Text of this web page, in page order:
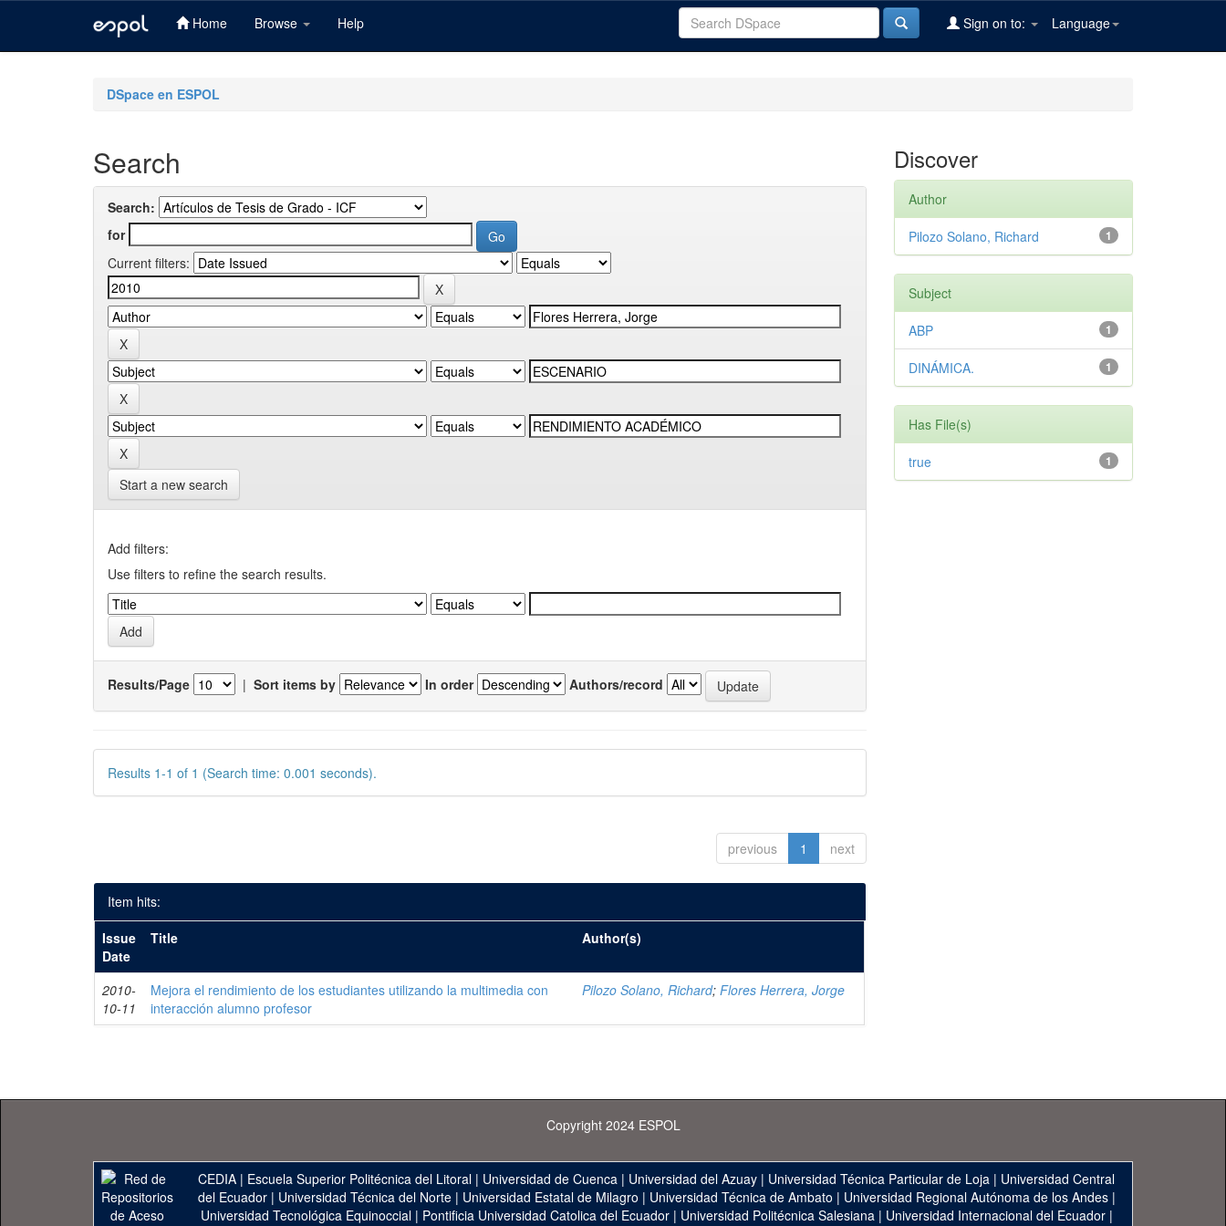
Home Browse Help Language
Sign on to:
DSpace en ESPOL
Search
Search:
for
Current filters:
Start a new search
Add filters:
Use filters to refine the search results.
Results/Page | Sort items by In order Authors/record
Results 1-1 of 1 (Search time: 0.001 seconds).
previous 1 next
Item hits:
Issue
Date
Title Author(s)
2010-
10-11
Mejora el rendimiento de los estudiantes utilizando la multimedia con
interacción alumno profesor
Pilozo Solano, Richard;Flores Herrera, Jorge
Discover
Author
1
Pilozo Solano, Richard
Subject
1
ABP
1
DINÁMICA.
Has File(s)
1
true
Copyright 2024 ESPOL
CEDIA | Escuela Superior Politécnica del Litoral | Universidad de Cuenca | Universidad del Azuay | Universidad Técnica Particular de Loja | Universidad Central
del Ecuador| Universidad Técnica del Norte| Universidad Estatal de Milagro | Universidad Técnica de Ambato | Universidad Regional Autónoma de los Andes|
Universidad Tecnológica Equinoccial| Pontificia Universidad Catolica del Ecuador| Universidad Politécnica Salesiana| Universidad Internacional del Ecuador|